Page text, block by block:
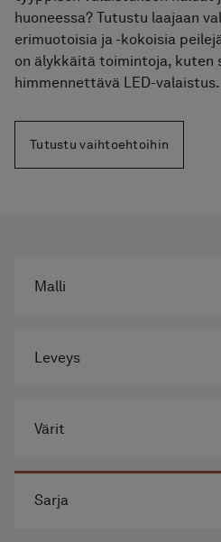
huoneessa? Tutustu laajaan
erimuotoisia ja -kokoisia
on älykkäitä toimintoja, kuten
himmennettävä LED-valaistus.
Tutustu vaihtoehtoihin
Malli
Leveys
Värit
Sarja